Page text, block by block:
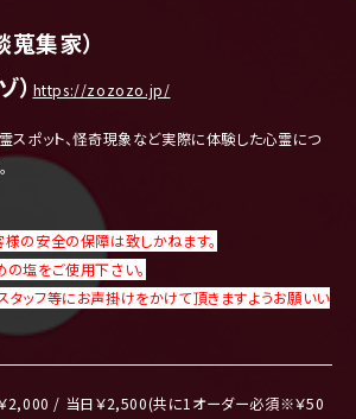
蒐集家）
） https://zozozo.jp/
スポット、怪奇現象など実際に体験した心霊につ
の安全の保障は致しかねます。
塩をご使用下さい。
ッフ等にお声掛けをかけて頂きますようお願いい
2,000 / 当日￥2,500(共に1オーダー必須※￥50